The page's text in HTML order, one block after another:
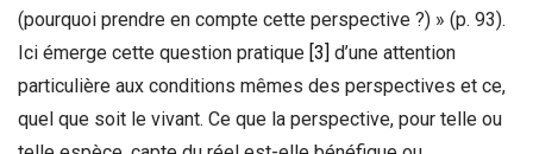
(pourquoi prendre en compte cette perspective ?) » (p. 93).
Ici émerge cette question pratique [3] d’une attention
particulière aux conditions mêmes des perspectives et ce,
quel que soit le vivant. Ce que la perspective, pour telle ou